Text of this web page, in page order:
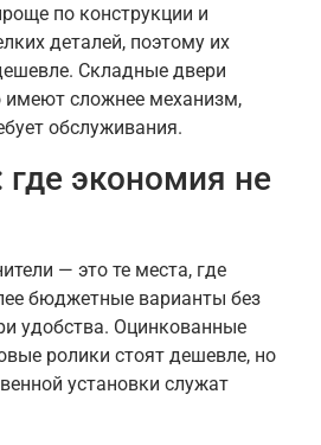
по конструкции и
деталей, поэтому их
Складные двери
имеют сложнее механизм,
обслуживания.
где экономия не
— это те места, где
бюджетные варианты без
удобства. Оцинкованные
ролики стоят дешевле, но
установки служат